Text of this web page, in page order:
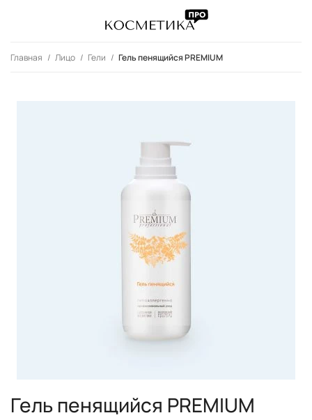
Главная Лицо Гели Гель пенящийся PREMIUM
Гель пенящийся PREMIUM